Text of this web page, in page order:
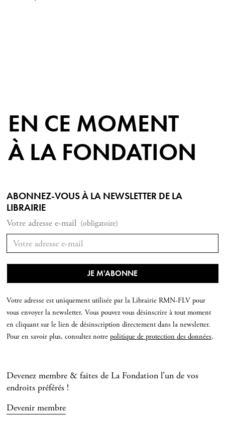
EN CE MOMENT
À LA FONDATION
ABONNEZ-VOUS À LA NEWSLETTER DE LA
LIBRAIRIE
Votre adresse e-mail (obligatoire)
Votre adresse est uniquement utilisée par la Librairie RMN-FLV pour
vous envoyer la newsletter. Vous pouvez vous désinscrire à tout moment
en cliquant sur le lien de désinscription directement dans la newsletter.
Pour en savoir plus, consultez notre politique de protection des données.
Devenez membre & faites de La Fondation l'un de vos
endroits préférés !
Devenir membre